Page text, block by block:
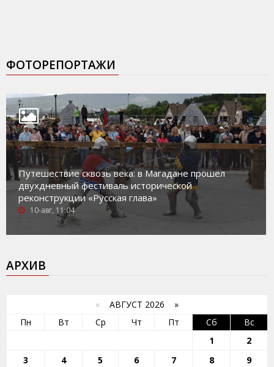
ФОТОРЕПОРТАЖИ
Путешествие сквозь века: в Магадане прошел
двухдневный фестиваль исторической
реконструкции «Русская глава»
10-авг, 11:04
АРХИВ
« АВГУСТ 2026 »
Пн
Вт Ср Чт Пт Сб
Вс
1
2
3
4 5 6 7 8 9